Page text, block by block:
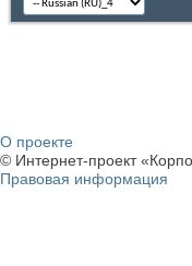
О проекте
© Интернет-проект
Правовая информация